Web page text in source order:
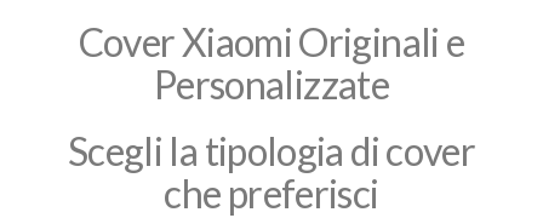
contenutoCover Xiaomi Originali e
Personalizzate
Scegli la tipologia di cover
che preferisci